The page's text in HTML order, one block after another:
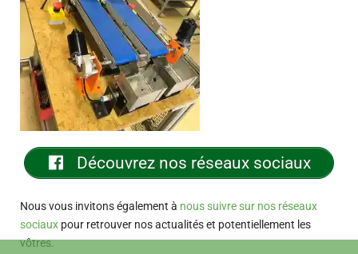
Découvrez nos réseaux sociaux
Nous vous invitons également à nous suivre sur nos réseaux
sociaux pour retrouver nos actualités et potentiellement les
vôtres.